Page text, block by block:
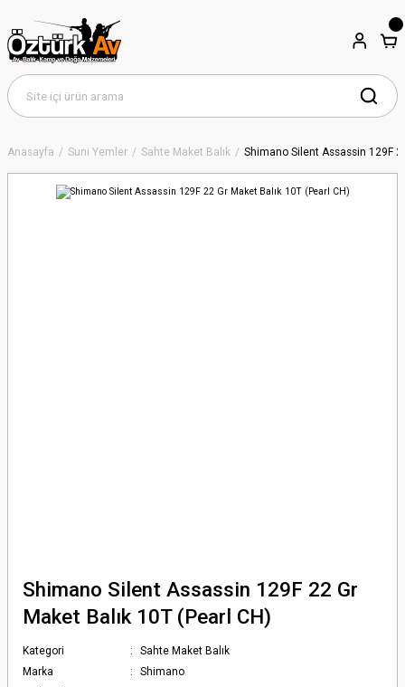
Anasayfa Suni Yemler Sahte Maket Balık Shimano Silent Assassin 129F
Shimano Silent Assassin 129F 22 Gr
Maket Balık 10T (Pearl CH)
Kategori
Sahte Maket Balık
Marka
Shimano